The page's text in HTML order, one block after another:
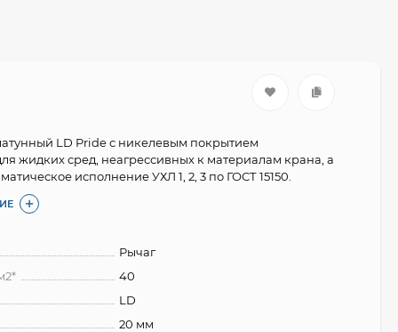
LD Pride с никелевым покрытием
жидких сред, неагрессивных к материалам крана, а
исполнение УХЛ 1, 2, 3 по ГОСТ 15150.
Рычаг
40
LD
20 мм